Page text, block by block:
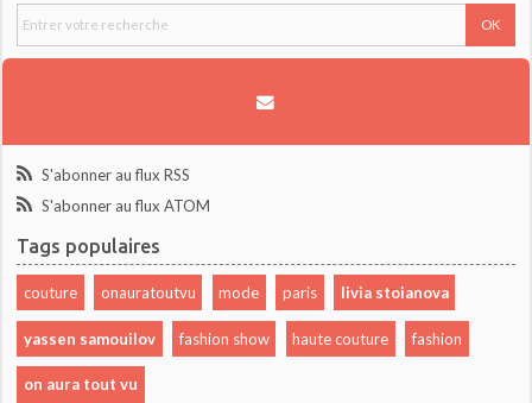
S'abonner au flux RSS
S'abonner au flux ATOM
Tags populaires
couture onauratoutvu mode paris livia stoianova
yassen samouilov fashion show haute couture fashion
on aura tout vu